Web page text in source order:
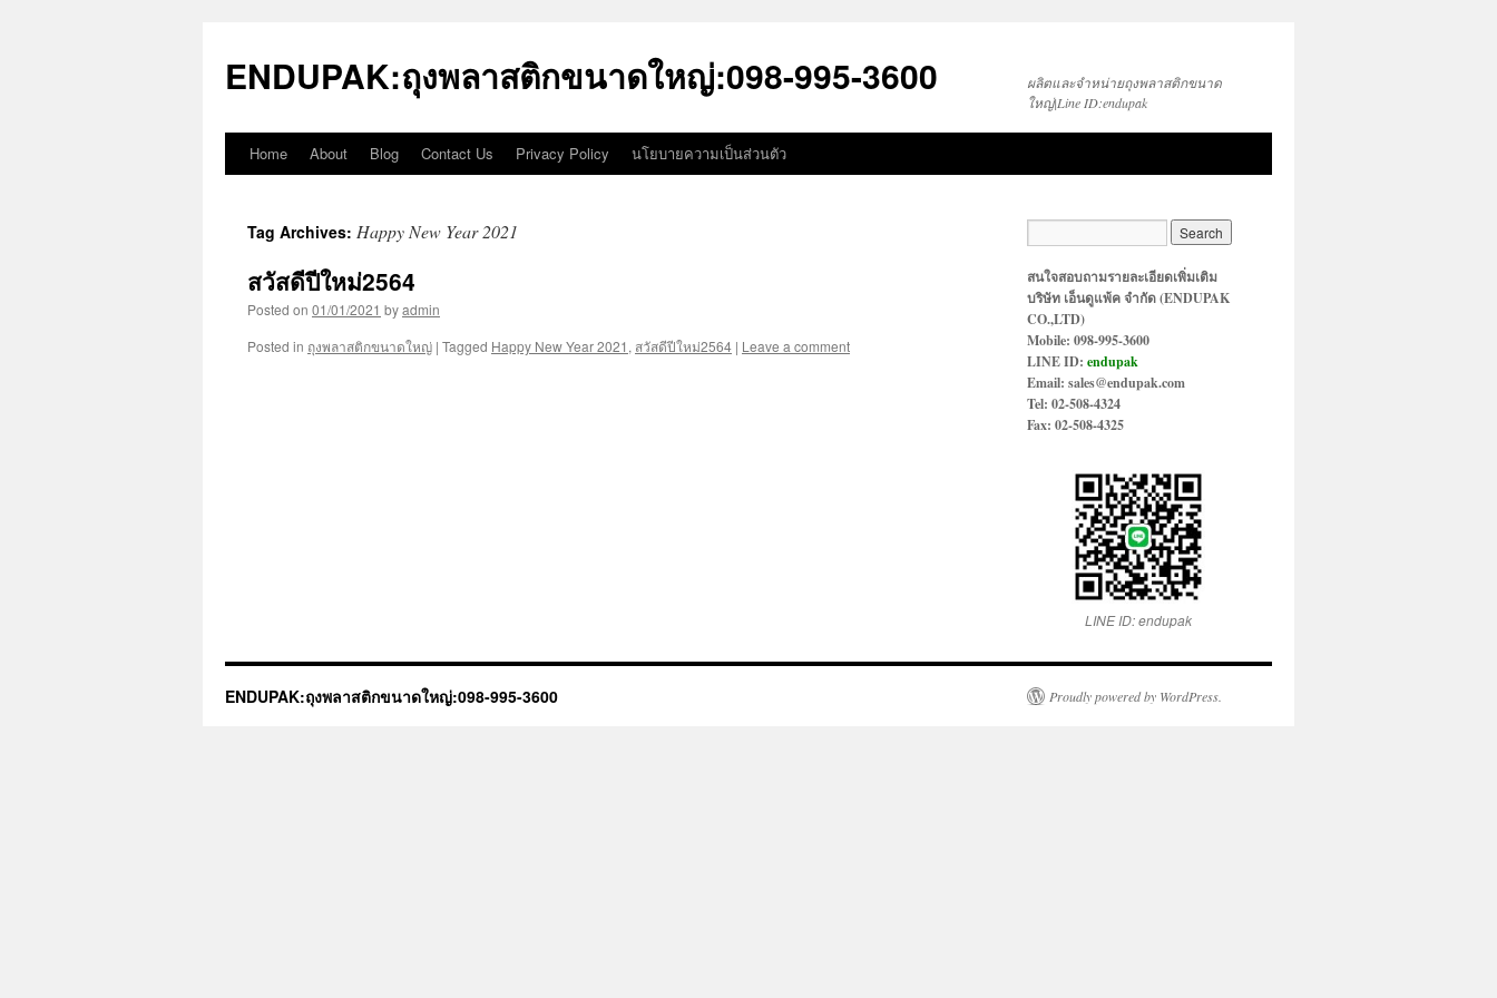
content
ENDUPAK:ถุงพลาสติกขนาดใหญ่:098-995-3600
ผลิตและจำหน่ายถุงพลาสติกขนาด
ใหญ่|Line ID:endupak
Home About Blog Contact Us Privacy Policy นโยบายความเป็นส่วนตัว
Tag Archives: Happy New Year 2021
สวัสดีปีใหม่2564
Posted on 01/01/2021 byadmin
Posted in ถุงพลาสติกขนาดใหญ่ | Tagged Happy New Year 2021 , สวัสดีปีใหม่2564 | Leave a comment
สนใจสอบถามรายละเอียดเพิ่มเติม
บริษัท เอ็นดูแพ้ค จำกัด (ENDUPAK
CO.,LTD)
Mobile: 098-995-3600
LINE ID: endupak
Email: sales@endupak.com
Tel: 02-508-4324
Fax: 02-508-4325
LINE ID: endupak
ENDUPAK:ถุงพลาสติกขนาดใหญ่:098-995-3600 Proudly powered by WordPress.